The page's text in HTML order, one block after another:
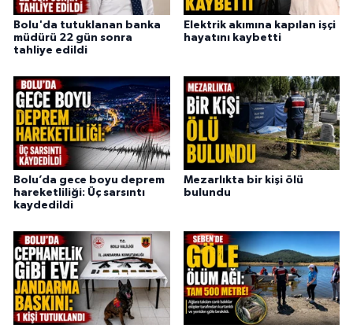
Bolu'da tutuklanan banka
müdürü 22 gün sonra
tahliye edildi
Elektrik akımına kapılan işçi
hayatını kaybetti
Bolu’da gece boyu deprem
hareketliliği: Üç sarsıntı
kaydedildi
Mezarlıkta bir kişi ölü
bulundu